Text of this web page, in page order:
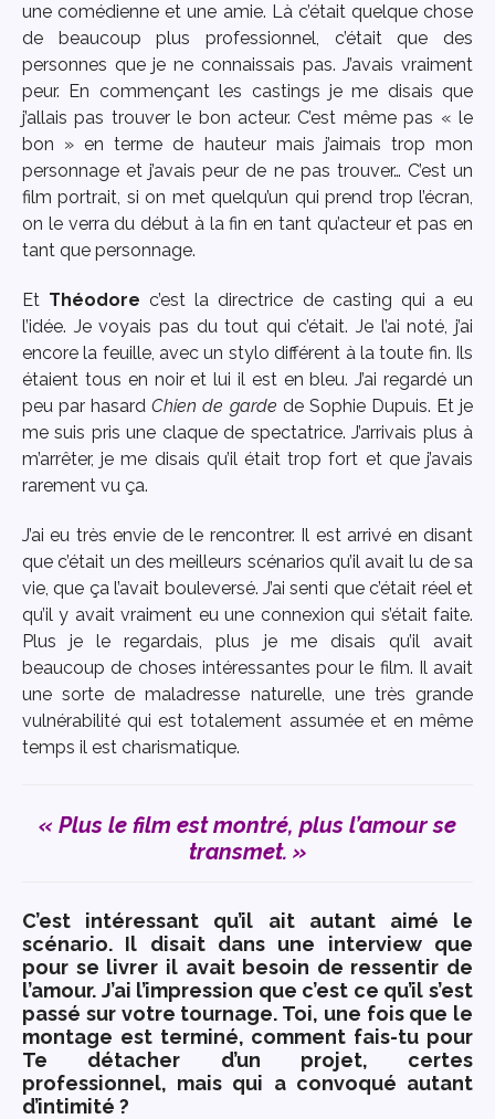
une comédienne et une amie. Là c’était quelque chose
de beaucoup plus professionnel, c’était que des
personnes que je ne connaissais pas. J’avais vraiment
peur. En commençant les castings je me disais que
j’allais pas trouver le bon acteur. C’est même pas « le
bon » en terme de hauteur mais j’aimais trop mon
personnage et j’avais peur de ne pas trouver… C’est un
film portrait, si on met quelqu’un qui prend trop l’écran,
on le verra du début à la fin en tant qu’acteur et pas en
tant que personnage.
Et Théodore c’est la directrice de casting qui a eu
l’idée. Je voyais pas du tout qui c’était. Je l’ai noté, j’ai
encore la feuille, avec un stylo différent à la toute fin. Ils
étaient tous en noir et lui il est en bleu. J’ai regardé un
peu par hasard Chien de garde de Sophie Dupuis. Et je
me suis pris une claque de spectatrice. J’arrivais plus à
m’arrêter, je me disais qu’il était trop fort et que j’avais
rarement vu ça.
J’ai eu très envie de le rencontrer. Il est arrivé en disant
que c’était un des meilleurs scénarios qu’il avait lu de sa
vie, que ça l’avait bouleversé. J’ai senti que c’était réel et
qu’il y avait vraiment eu une connexion qui s’était faite.
Plus je le regardais, plus je me disais qu’il avait
beaucoup de choses intéressantes pour le film. Il avait
une sorte de maladresse naturelle, une très grande
vulnérabilité qui est totalement assumée et en même
temps il est charismatique.
« Plus le film est montré, plus l’amour se
transmet. »
C’est intéressant qu’il ait autant aimé le
scénario. Il disait dans une interview que
pour se livrer il avait besoin de ressentir de
l’amour. J’ai l’impression que c’est ce qu’il s’est
passé sur votre tournage. Toi, une fois que le
montage est terminé, comment fais-tu pour
Te détacher d’un projet, certes
professionnel, mais qui a convoqué autant
d’intimité ?